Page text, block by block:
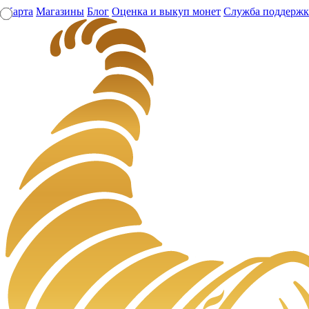
Карта Магазины Блог Оценка и выкуп монет Служба